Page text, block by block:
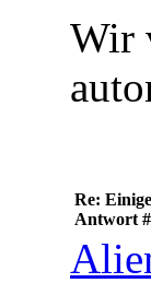
Wir
Re:
Antwort